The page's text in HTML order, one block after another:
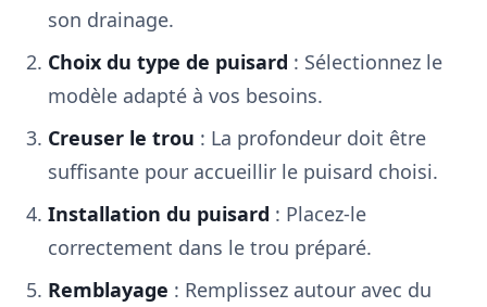
son drainage.
Choix du type de puisard : Sélectionnez le
modèle adapté à vos besoins.
Creuser le trou : La profondeur doit être
suffisante pour accueillir le puisard choisi.
Installation du puisard : Placez-le
correctement dans le trou préparé.
Remblayage : Remplissez autour avec du